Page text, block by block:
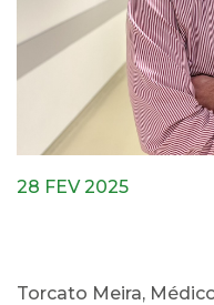
28 FEV 2025
Torcato Meira,